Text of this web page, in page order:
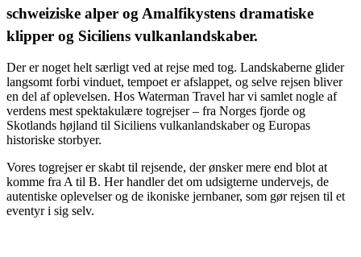
schweiziske alper og Amalfikystens dramatiske
klipper og Siciliens vulkanlandskaber.
Der er noget helt særligt ved at rejse med tog. Landskaberne glider
langsomt forbi vinduet, tempoet er afslappet, og selve rejsen bliver
en del af oplevelsen. Hos Waterman Travel har vi samlet nogle af
verdens mest spektakulære togrejser – fra Norges fjorde og
Skotlands højland til Siciliens vulkanlandskaber og Europas
historiske storbyer.
Vores togrejser er skabt til rejsende, der ønsker mere end blot at
komme fra A til B. Her handler det om udsigterne undervejs, de
autentiske oplevelser og de ikoniske jernbaner, som gør rejsen til et
eventyr i sig selv.